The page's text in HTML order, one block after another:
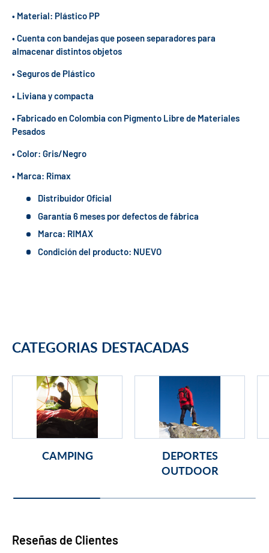
• Material: Plástico PP
• Cuenta con bandejas que poseen separadores para
almacenar distintos objetos
• Seguros de Plástico
• Liviana y compacta
• Fabricado en Colombia con Pigmento Libre de Materiales
Pesados
• Color: Gris/Negro
• Marca: Rimax
Distribuidor Oficial
Garantía 6 meses por defectos de fábrica
Marca: RIMAX
Condición del producto: NUEVO
CATEGORIAS DESTACADAS
CAMPING
DEPORTES
OUTDOOR
Reseñas de Clientes